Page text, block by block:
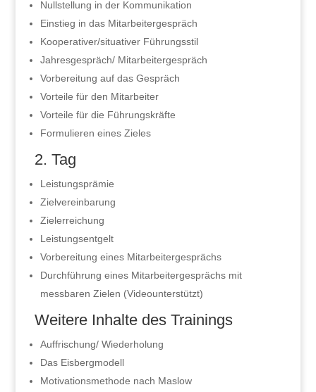
Nullstellung in der Kommunikation
Einstieg in das Mitarbeitergespräch
Kooperativer/situativer Führungsstil
Jahresgespräch/ Mitarbeitergespräch
Vorbereitung auf das Gespräch
Vorteile für den Mitarbeiter
Vorteile für die Führungskräfte
Formulieren eines Zieles
2. Tag
Leistungsprämie
Zielvereinbarung
Zielerreichung
Leistungsentgelt
Vorbereitung eines Mitarbeitergesprächs
Durchführung eines Mitarbeitergesprächs mit
messbaren Zielen (Videounterstützt)
Weitere Inhalte des Trainings
Auffrischung/ Wiederholung
Das Eisbergmodell
Motivationsmethode nach Maslow